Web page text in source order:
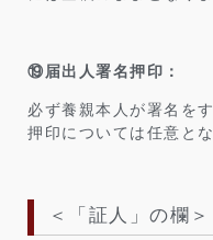
⑲届出人署名押印：
必ず養親本人が署名を
押印については任意とな
＜「証人」の欄＞